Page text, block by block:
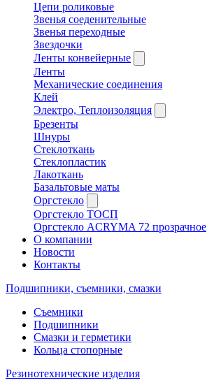
Цепи роликовые
Звенья соеденительные
Звенья переходные
Звездочки
Ленты конвейерные
Ленты
Механические соединения
Клей
Электро, Теплоизоляция
Брезенты
Шнуры
Стеклоткань
Стеклопластик
Лакоткань
Базальтовые маты
Оргстекло
Оргстекло ТОСП
Оргстекло ACRYMA 72 прозрачное
О компании
Новости
Контакты
Подшипники, съемники, смазки
Съемники
Подшипники
Смазки и герметики
Кольца стопорные
Резинотехнические изделия